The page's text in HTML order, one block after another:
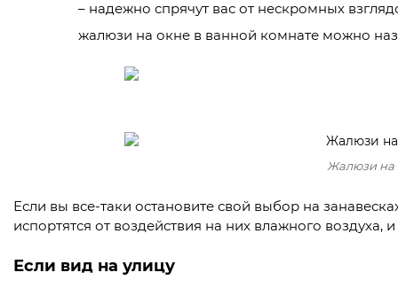
– надежно спрячут вас от нескромных
жалюзи на окне в ванной комнате можно
Жалюзи на
Если вы все-таки остановите свой выбор на
испортятся от воздействия на них влажного воздуха,
Если вид на улицу